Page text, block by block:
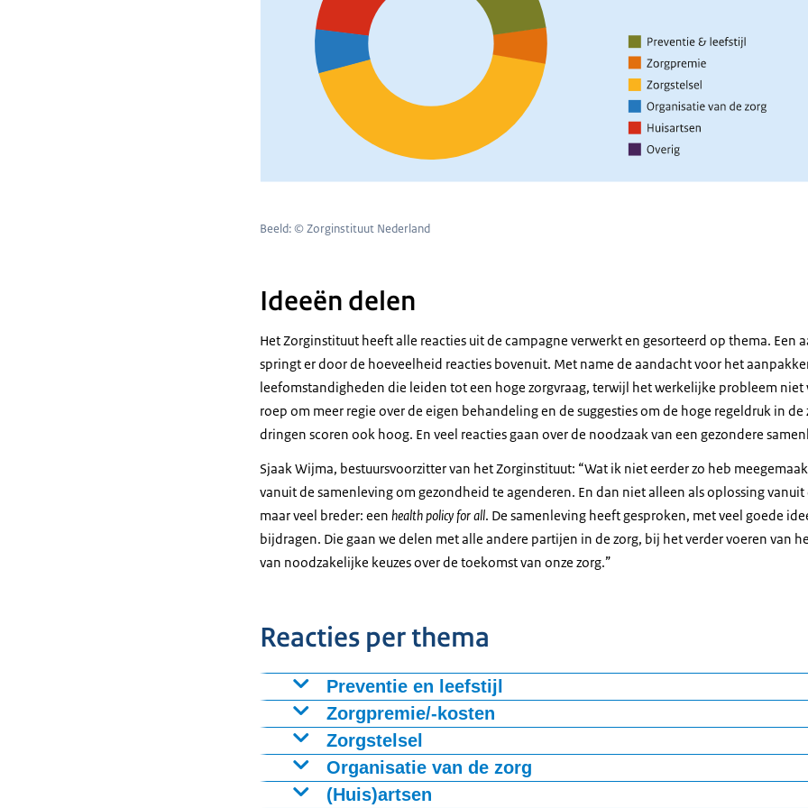
massaal. Zowel vanuit de zorgsector als daarbuiten komen tienduizenden
hoe de zorg beter kan. Hiermee is de dialoog echt goed op gang gebracht. Ook
plannen gemaakt die bijdragen aan het toekomstbestendig maken van onze
Daarmee is het gelukt om de toekomst van de zorg zowel bij het publiek als bij de
te zetten en een wezenlijke bijdrage te leveren aan de zorg van morgen.
We kunnen dit nog repareren, maar alleen als we nu keuzes maken.
Beeld: © Zorginstituut Nederland
Ideeën delen
Het Zorginstituut heeft alle reacties uit de campagne verwerkt en gesorteerd op thema. Een
springt er door de hoeveelheid reacties bovenuit. Met name de aandacht voor het
leefomstandigheden die leiden tot een hoge zorgvraag, terwijl het werkelijke probleem niet
roep om meer regie over de eigen behandeling en de suggesties om de hoge regeldruk in
dringen scoren ook hoog. En veel reacties gaan over de noodzaak van een gezondere
Sjaak Wijma, bestuursvoorzitter van het Zorginstituut: “Wat ik niet eerder zo heb
vanuit de samenleving om gezondheid te agenderen. En dan niet alleen als oplossing vanuit
maar veel breder: een health policy for all. De samenleving heeft gesproken, met veel goede
bijdragen. Die gaan we delen met alle andere partijen in de zorg, bij het verder voeren van
van noodzakelijke keuzes over de toekomst van onze zorg.”
Reacties per thema
Preventie en leefstijl
Hoe #DeZorgVanMorgen eruit ziet?
Nederland Ton Coenen. 1/3 van de ziektes worden veroorzaakt door omgeving,
Ik zou eerder expliciet ongezond eten duurder maken (en tegelijk gezond eten
minder mensen met een BMI van >30, en de mensen die toch dat ongezonde eten
Zorgpremie/-kosten
Hoger eigen risico: maakt drempel naar zorgvraag hoger, persoonlijk budget per
overheen betaal je een eigen bijdrage, zelf betalen: als de ziekte overduidelijk komt
gedrag of ongezonde leefstijl, zorgstop: boven een bepaalde leeftijd moet je de
Zorgstelsel
Experimenteren met zorgbundels: innovatieve financiële afspraken. Hoe zorg
invloed op de manier waarop zorgprofessionals zorg kunnen organiseren en
Organisatie van de zorg
Als echt beter worden of behandeling er NIET meer in zit (chronische
(Huis)artsen